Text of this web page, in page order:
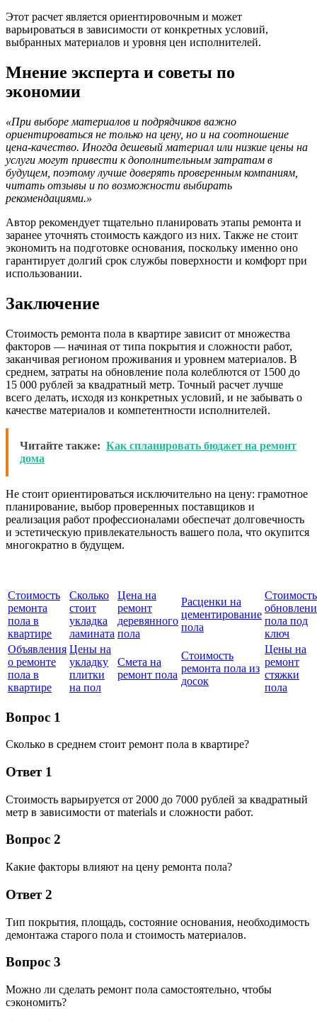
Этот расчет является ориентировочным и может
варьироваться в зависимости от конкретных условий,
выбранных материалов и уровня цен исполнителей.
Мнение эксперта и советы по
экономии
«При выборе материалов и подрядчиков важно
ориентироваться не только на цену, но и на соотношение
цена-качество. Иногда дешевый материал или низкие цены на
услуги могут привести к дополнительным затратам в
будущем, поэтому лучше доверять проверенным компаниям,
читать отзывы и по возможности выбирать
рекомендациями.»
Автор рекомендует тщательно планировать этапы ремонта и
заранее уточнять стоимость каждого из них. Также не стоит
экономить на подготовке основания, поскольку именно оно
гарантирует долгий срок службы поверхности и комфорт при
использовании.
Заключение
Стоимость ремонта пола в квартире зависит от множества
факторов — начиная от типа покрытия и сложности работ,
заканчивая регионом проживания и уровнем материалов. В
среднем, затраты на обновление пола колеблются от 1500 до
15 000 рублей за квадратный метр. Точный расчет лучше
всего делать, исходя из конкретных условий, и не забывать о
качестве материалов и компетентности исполнителей.
Читайте также: Как спланировать бюджет на ремонт
дома
Не стоит ориентироваться исключительно на цену: грамотное
планирование, выбор проверенных поставщиков и
реализация работ профессионалами обеспечат долговечность
и эстетическую привлекательность вашего пола, что окупится
многократно в будущем.
Стоимость
ремонта
пола в
квартире
Сколько
стоит
укладка
ламината
Цена на
ремонт
деревянного
пола
Расценки на
цементирование
пола
Стоимость
пола под
ключ
Объявления
о ремонте
пола в
квартире
Цены на
укладку
плитки
на пол
Смета на
ремонт пола
Стоимость
ремонта пола из
досок
Цены на
ремонт
стяжки
пола
Вопрос 1
Сколько в среднем стоит ремонт пола в квартире?
Ответ 1
Стоимость варьируется от 2000 до 7000 рублей за квадратный
метр в зависимости от materials и сложности работ.
Вопрос 2
Какие факторы влияют на цену ремонта пола?
Ответ 2
Тип покрытия, площадь, состояние основания, необходимость
демонтажа старого пола и стоимость материалов.
Вопрос 3
Можно ли сделать ремонт пола самостоятельно, чтобы
сэкономить?